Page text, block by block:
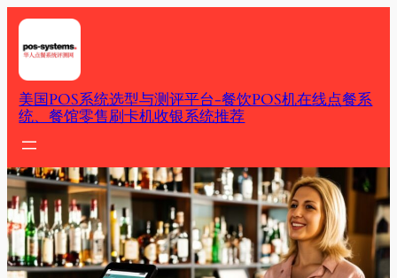
Skip
content
美国POS系统选型与测评平台-餐饮POS机在线点餐系
统、餐馆零售刷卡机收银系统推荐